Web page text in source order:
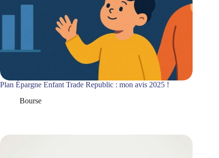
Plan Épargne Enfant Trade Republic : mon avis 2025 !
Bourse